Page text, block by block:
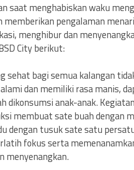
saat menghabiskan waku
pengalaman
menghibur dan
City berikut:
sehat bagi semua kalangan
dan memiliki rasa manis,
dikonsumsi anak-anak.
membuat sate buah dengan
dengan tusuk sate satu
fokus serta
menyenangkan.